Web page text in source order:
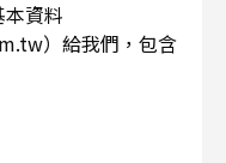
資料
）給我們，包含